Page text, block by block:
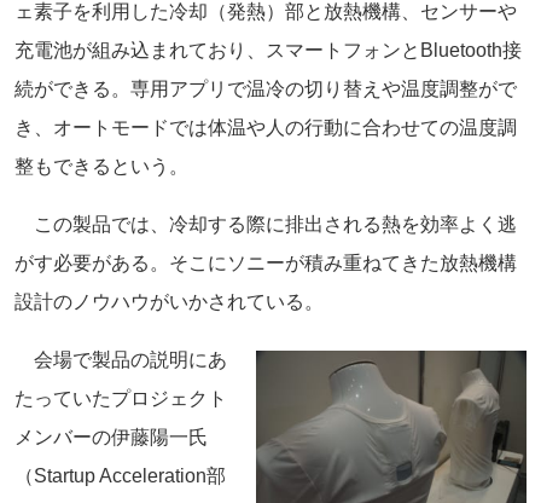
ェ素子を利用した冷却（発熱）部と放熱機構、センサーや
充電池が組み込まれており、スマートフォンとBluetooth接
続ができる。専用アプリで温冷の切り替えや温度調整がで
き、オートモードでは体温や人の行動に合わせての温度調
整もできるという。
この製品では、冷却する際に排出される熱を効率よく逃
がす必要がある。そこにソニーが積み重ねてきた放熱機構
設計のノウハウがいかされている。
会場で製品の説明にあ
たっていたプロジェクト
メンバーの伊藤陽一氏
（Startup Acceleration部